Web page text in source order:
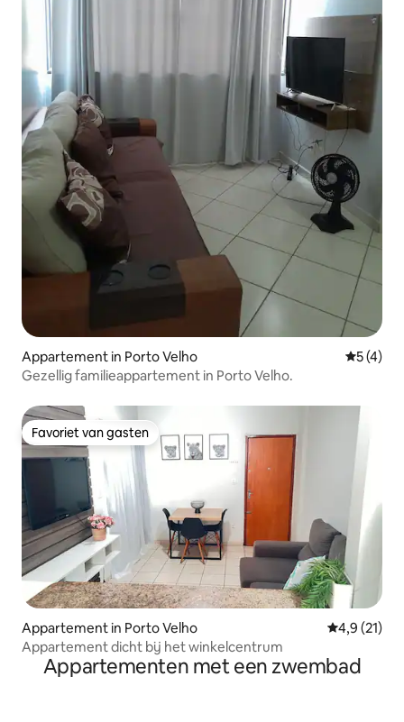
Appartement in Porto Velho
5 (4)
Gezellig familieappartement in Porto Velho.
Favoriet van gasten
Favoriet van gasten
Appartement in Porto Velho
4,9 (21)
Appartement dicht bij het winkelcentrum
Appartementen met een zwembad